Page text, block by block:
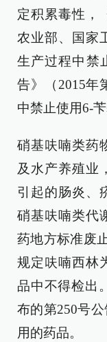
定积累毒性，
农业部、国家
生产过程中禁
告》（2015年
中禁止使用6-苄
硝基呋喃类药
及水产养殖业
引起的肠炎、
硝基呋喃类代
药地方标准废
规定呋喃西林
品中不得检出
布的第250号
用的药品。